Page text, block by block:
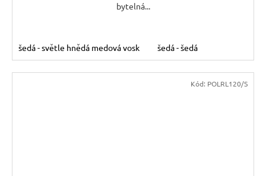
bytelná...
šedá - světle hnědá medová vosk šedá - šedá
Kód: POLRL120/S